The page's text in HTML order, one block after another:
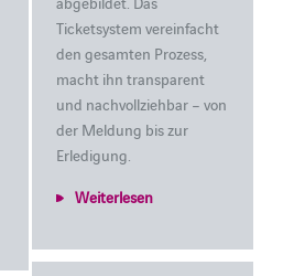
Ticketsystem vereinfacht
den gesamten Prozess,
macht ihn transparent
und nachvollziehbar – von
der Meldung bis zur
Erledigung.
Weiterlesen